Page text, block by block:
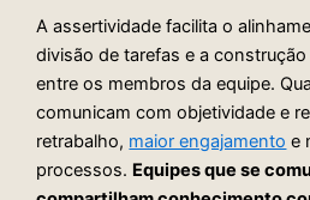
A assertividade facilita o
divisão de tarefas e a
entre os membros da equipe.
comunicam com objetividade e
retrabalho, maior engajamento e
processos. Equipes que se